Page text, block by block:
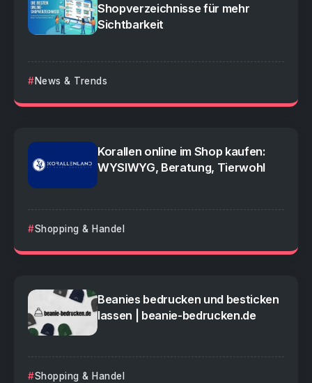
Shopverzeichnisse für mehr
Sichtbarkeit
News & Trends
Korallen online im Shop kaufen:
WYSIWYG, Beratung, Tierwohl
Shopping & Handel
Beanies bedrucken und besticken
lassen | beanie-bedrucken.de
Shopping & Handel